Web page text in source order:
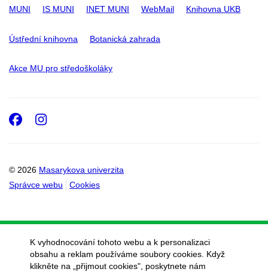
MUNI IS MUNI INET MUNI WebMail Knihovna UKB
Ústřední knihovna Botanická zahrada
Akce MU pro středoškoláky
© 2026 Masarykova univerzita
Správce webu
Cookies
Facebook
Instagram
K vyhodnocování tohoto webu a k personalizaci
obsahu a reklam používáme soubory cookies. Když
klikněte na „přijmout cookies", poskytnete nám